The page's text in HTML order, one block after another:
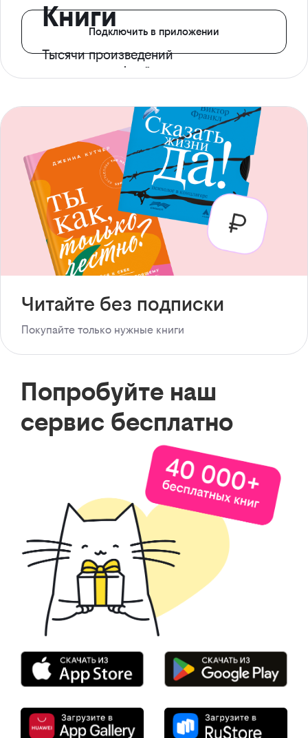
Книги
Тысячи произведений
с доступом офлайн
Подключить в приложении
Читайте без подписки
Покупайте только нужные книги
Попробуйте наш
сервис бесплатно